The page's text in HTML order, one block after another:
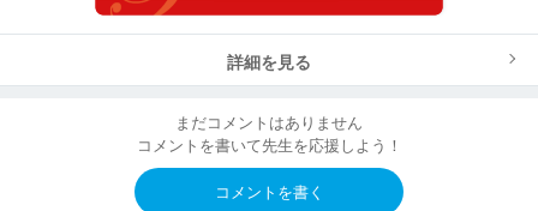
詳細を見る
まだコメントはありません
コメントを書いて先生を応援しよう！
コメントを書く